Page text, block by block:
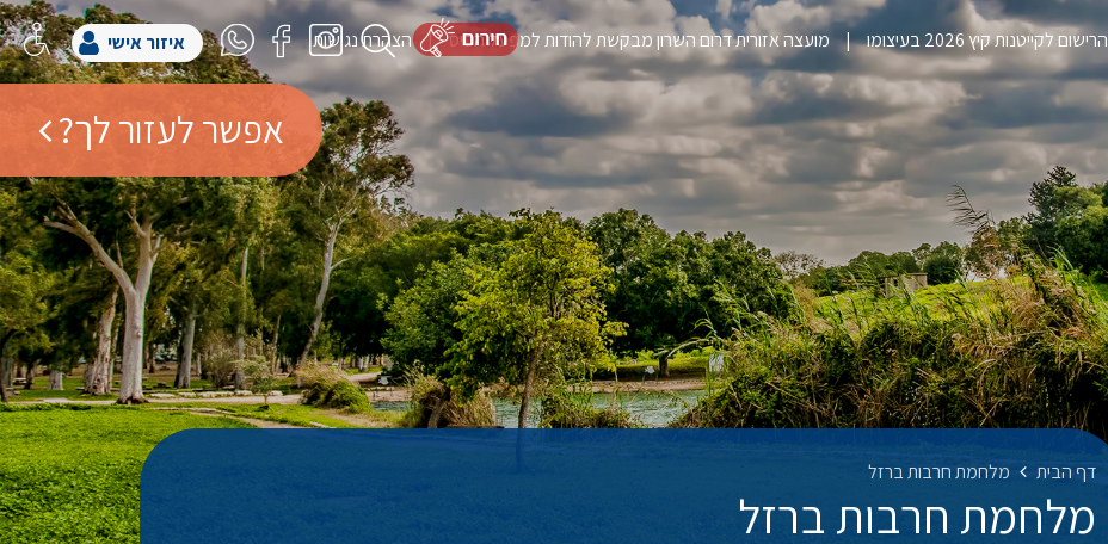
הרישום לקייטנות קיץ 2026 בעיצומו מועצה אזורית דרום השרון מבקשת להודות למפעל הפיס הצהרת נגישות איזור אישי
אפשר לעזור לך?
דף הבית מלחמת חרבות ברזל
מלחמת חרבות ברזל